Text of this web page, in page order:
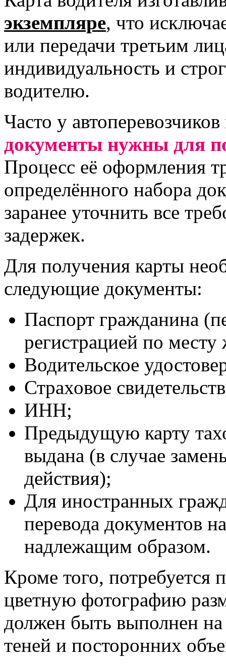
экземпляре, что
или передачи третьим
индивидуальность и
водителю.
Часто у
документы нужны для
Процесс её оформления
определённого набора
заранее уточнить все
задержек.
Для получения карты
следующие документы:
Паспорт гражданина
регистрацией по месту
Водительское
Страховое
ИНН;
Предыдущую карту
выдана (в случае
действия);
Для иностранных
перевода документов
надлежащим образом.
Кроме того, потребуется
цветную фотографию
должен быть выполнен
теней и посторонних